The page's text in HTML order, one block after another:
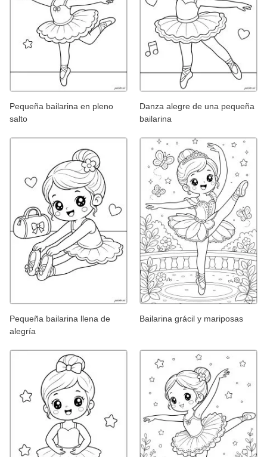
Pequeña bailarina en pleno
salto
Danza alegre de una pequeña
bailarina
Pequeña bailarina llena de
alegría
Bailarina grácil y mariposas